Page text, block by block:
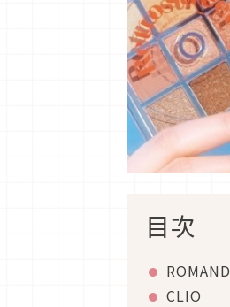
目次
ROMAND
CLIO